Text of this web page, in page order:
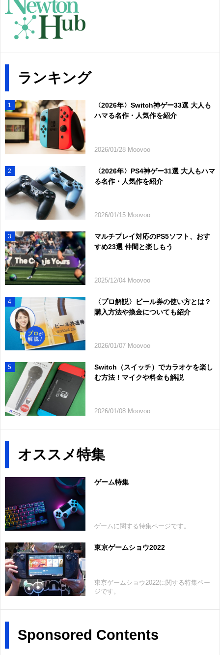
ランキング
1
〈2026年〉Switch神ゲー33選 大人も
ハマる名作・人気作を紹介
2026/01/28 Moovoo
2
〈2026年〉PS4神ゲー31選 大人もハマ
る名作・人気作を紹介
2026/01/15 Moovoo
3
マルチプレイ対応のPS5ソフト、おす
すめ23選 仲間と楽しもう
2025/12/04 Moovoo
4
〈プロ解説〉ビール券の使い方とは？
購入方法や換金についても紹介
2026/01/07 Moovoo
5
Switch（スイッチ）でカラオケを楽し
む方法！マイクや料金も解説
2026/01/08 Moovoo
オススメ特集
ゲーム特集
ゲームに関する特集ページです。
東京ゲームショウ2022
東京ゲームショウ2022に関する特集ペー
ジです。
Sponsored Contents